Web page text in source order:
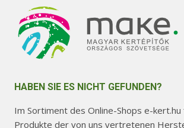
HABEN SIE ES NICHT GEFUNDEN?
Im Sortiment des Online-Shops e-kert.hu
Produkte der von uns vertretenen